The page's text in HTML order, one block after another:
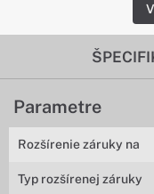
Parametre
Rozšírenie záruky na
Typ rozšírenej záruky